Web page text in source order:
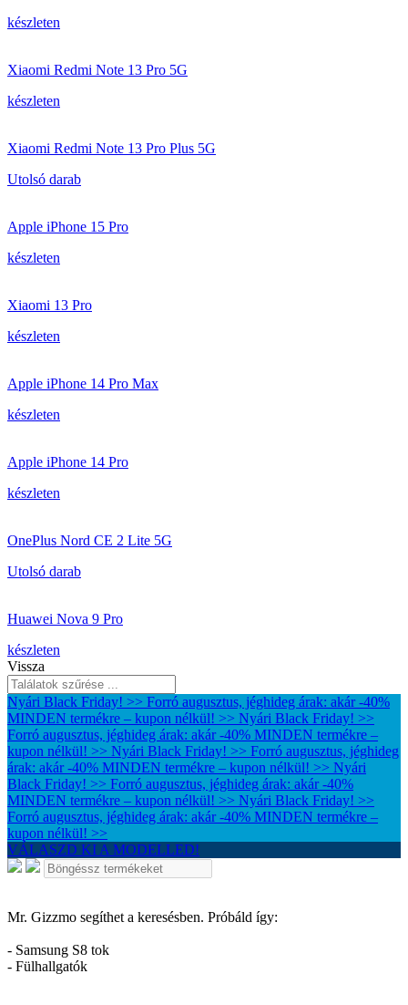
készleten
Xiaomi Redmi Note 13 Pro 5G
készleten
Xiaomi Redmi Note 13 Pro Plus 5G
Utolsó darab
Apple iPhone 15 Pro
készleten
Xiaomi 13 Pro
készleten
Apple iPhone 14 Pro Max
készleten
Apple iPhone 14 Pro
készleten
OnePlus Nord CE 2 Lite 5G
Utolsó darab
Huawei Nova 9 Pro
készleten
Vissza
Nyári Black Friday! >> Forró augusztus, jéghideg árak: akár -40%
MINDEN termékre – kupon nélkül! >> Nyári Black Friday! >>
Forró augusztus, jéghideg árak: akár -40% MINDEN termékre –
kupon nélkül! >> Nyári Black Friday! >> Forró augusztus, jéghideg
árak: akár -40% MINDEN termékre – kupon nélkül! >> Nyári
Black Friday! >> Forró augusztus, jéghideg árak: akár -40%
MINDEN termékre – kupon nélkül! >> Nyári Black Friday! >>
Forró augusztus, jéghideg árak: akár -40% MINDEN termékre –
kupon nélkül! >>
VÁLASZD KI A MODELLED!
Mr. Gizzmo segíthet a keresésben. Próbáld így:
- Samsung S8 tok
- Fülhallgatók